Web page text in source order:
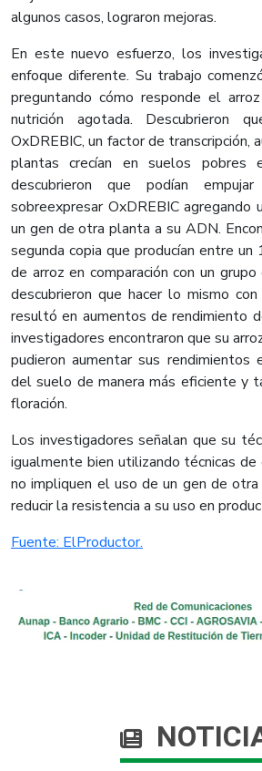
algunos casos, lograron mejoras.
En este nuevo esfuerzo, los
enfoque diferente. Su trabajo
preguntando cómo responde el
nutrición agotada. Descubrieron
OxDREBIC, un factor de transcripción,
plantas crecían en suelos pobres
descubrieron que podían
sobreexpresar OxDREBIC agregando
un gen de otra planta a su ADN.
segunda copia que producían entre
de arroz en comparación con un
descubrieron que hacer lo mismo
resultó en aumentos de rendimiento
investigadores encontraron que su
pudieron aumentar sus rendimientos
del suelo de manera más eficiente y
floración.
Los investigadores señalan que su
igualmente bien utilizando técnicas de
no impliquen el uso de un gen de
reducir la resistencia a su uso en
Fuente: ​ElProductor.​